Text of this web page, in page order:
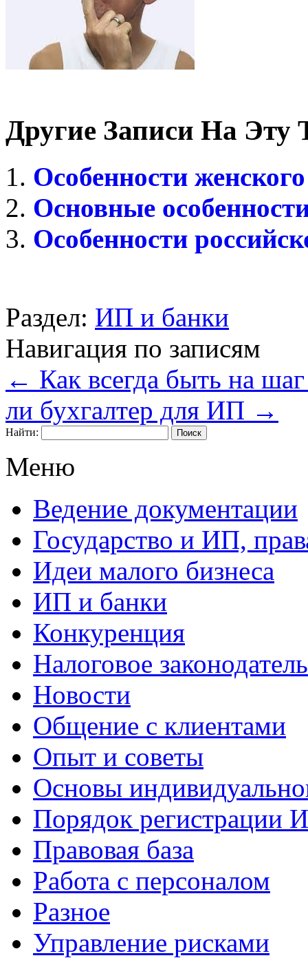
Другие Записи На Эту
Особенности
Основные
Особенности
Раздел: ИП и банки
Навигация по записям
← Как всегда быть на
ли бухгалтер для ИП →
Найти:
Меню
Ведение документации
Государство и ИП,
Идеи малого бизнеса
ИП и банки
Конкуренция
Налоговое
Новости
Общение с клиентами
Опыт и советы
Основы
Порядок регистрации
Правовая база
Работа с персоналом
Разное
Управление рисками